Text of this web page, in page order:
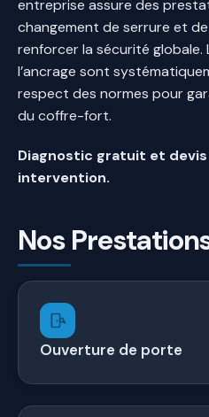
entreprise assure des
changement de serrure et
renforcer la sécurité globale.
l’ancrage sont
respect des normes pour
du coffre-fort.
Diagnostic gratuit et
intervention.
Nos
Ouverture de porte